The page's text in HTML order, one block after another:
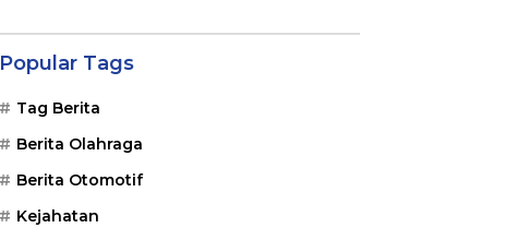
Popular Tags
Tag Berita
Berita Olahraga
Berita Otomotif
Kejahatan